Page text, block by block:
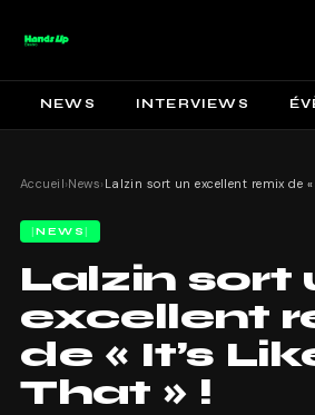
NEWS INTERVIEWS
Accueil›News› Lalzin sort un excellent remix de «
NEWS
Lalzin sort
excellent
de « It’s
That » !